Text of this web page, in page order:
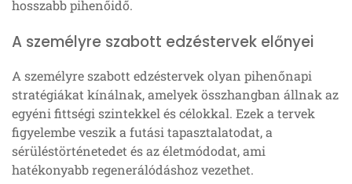
hosszabb pihenőidő.
A személyre szabott edzéstervek előnyei
A személyre szabott edzéstervek olyan pihenőnapi
stratégiákat kínálnak, amelyek összhangban állnak az
egyéni fittségi szintekkel és célokkal. Ezek a tervek
figyelembe veszik a futási tapasztalatodat, a
sérüléstörténetedet és az életmódodat, ami
hatékonyabb regenerálódáshoz vezethet.